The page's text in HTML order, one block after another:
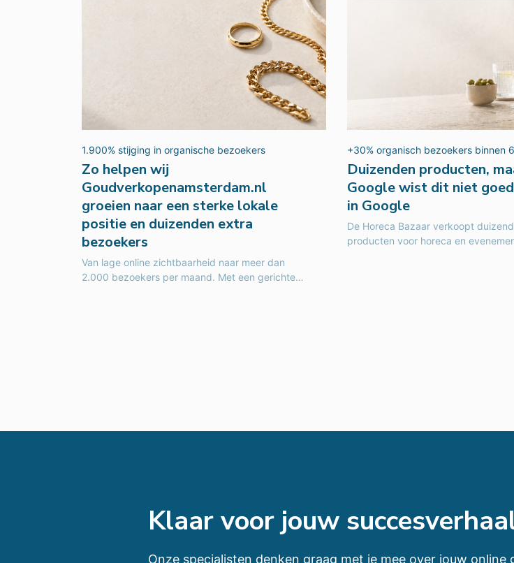
1.900% stijging in organische bezoekers
Zo helpen wij
Goudverkopenamsterdam.nl
groeien naar een sterke lokale
positie en duizenden extra
bezoekers
Van lage online zichtbaarheid naar meer dan
2.000 bezoekers per maand. Met een gerichte
+30% organisch bezoekers binnen
Duizenden producten,
Google wist dit niet
in Google
De Horeca Bazaar verkoopt
producten voor horeca en
Klaar voor jouw
Onze specialisten denken graag met je mee over jouw